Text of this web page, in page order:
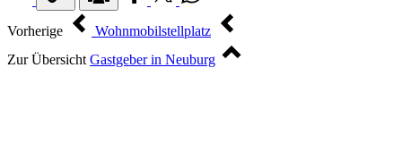
Vorherige
Wohnmobilstellplatz
Zur Übersicht Gastgeber in Neuburg